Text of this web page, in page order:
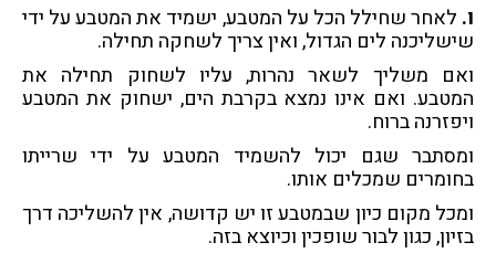
ו. לאחר שחילל הכל על המטבע, ישמיד את המטבע על ידי
שישליכנה לים הגדול, ואין צריך לשחקה תחילה.
ואם משליך לשאר נהרות, עליו לשחוק תחילה את
המטבע. ואם אינו נמצא בקרבת הים, ישחוק את המטבע
ויפזרנה ברוח.
ומסתבר שגם יכול להשמיד המטבע על ידי שרייתו
בחומרים שמכלים אותו.
ומכל מקום כיון שבמטבע זו יש קדושה, אין להשליכה דרך
בזיון, כגון לבור שופכין וכיוצא בזה.